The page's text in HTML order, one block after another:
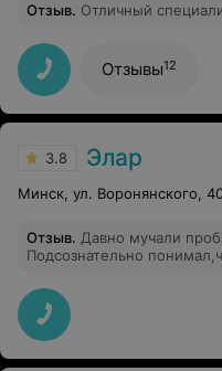
Отзыв. Отличный
Отзывы12
3.8 Элар
Минск, ул. Воронянского,
Отзыв. Давно мучали
Подсознательно
уролог Прадхан
душевный человек. Войдя
всё стеснение само
грамотно,и уже через
результат начал